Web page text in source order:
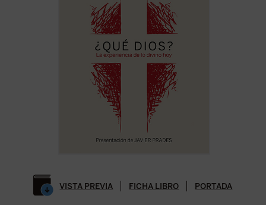
VISTA PREVIA FICHA LIBRO PORTADA